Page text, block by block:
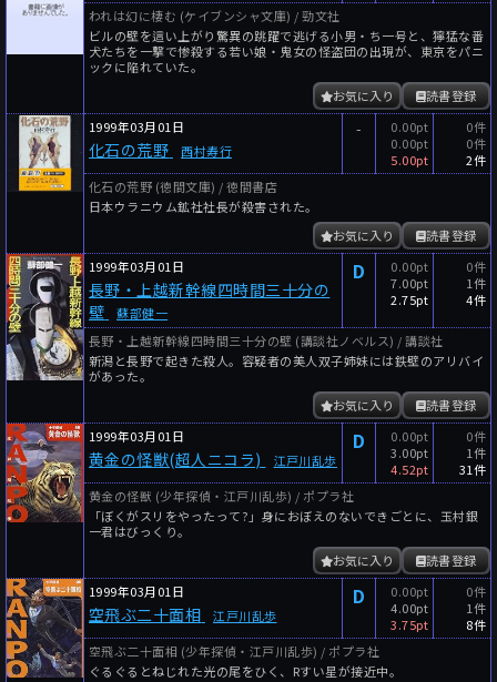
われは幻に棲む (ケイブンシャ文庫) / 勁文社
ビルの壁を這い上がり驚異の跳躍で逃げる小男・ち一号と、獰猛な番
犬たちを一撃で惨殺する若い娘・鬼女の怪盗団の出現が、東京をパニ
ックに陥れていた。
読書登録
お気に入り
1999年03月01日
化石の荒野 西村寿行
-
0.00pt
0.00pt
5.00pt
0件
0件
2件
化石の荒野 (徳間文庫) / 徳間書店
日本ウラニウム鉱社社長が殺害された。
読書登録
お気に入り
1999年03月01日
長野・上越新幹線四時間三十分の
壁
蘇部健一
D
0.00pt
7.00pt
2.75pt
0件
1件
4件
長野・上越新幹線四時間三十分の壁 (講談社ノベルス) / 講談社
新潟と長野で起きた殺人。容疑者の美人双子姉妹には鉄壁のアリバイ
があった。
読書登録
お気に入り
1999年03月01日
黄金の怪獣(超人ニコラ) 江戸川乱歩
D
0.00pt
3.00pt
4.52pt
0件
1件
31件
黄金の怪獣 (少年探偵・江戸川乱歩) / ポプラ社
「ぼくがスリをやったって?」身におぼえのないできごとに、玉村銀
一君はびっくり。
読書登録
お気に入り
1999年03月01日
空飛ぶ二十面相 江戸川乱歩
D
0.00pt
4.00pt
3.75pt
0件
1件
8件
空飛ぶ二十面相 (少年探偵・江戸川乱歩) / ポプラ社
ぐるぐるとねじれた光の尾をひく、Rすい星が接近中。